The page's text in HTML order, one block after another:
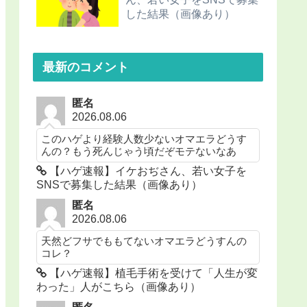
した結果（画像あり）
最新のコメント
匿名
2026.08.06
このハゲより経験人数少ないオマエラどうす
んの？もう死んじゃう頃だぞモテないなあ
【ハゲ速報】イケおぢさん、若い女子を
SNSで募集した結果（画像あり）
匿名
2026.08.06
天然どフサでももてないオマエラどうすんの
コレ？
【ハゲ速報】植毛手術を受けて「人生が変
わった」人がこちら（画像あり）